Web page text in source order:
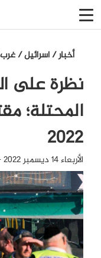
أخبار/اسرائيل/غرب
نظرة على
2022
الأربعاء 14 ديسمبر 2022 - 00:27